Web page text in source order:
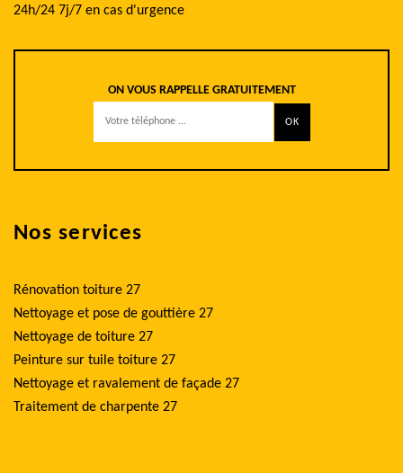
24h/24 7j/7 en cas d'urgence
ON VOUS RAPPELLE GRATUITEMENT
Nos services
Rénovation toiture 27
Nettoyage et pose de gouttière 27
Nettoyage de toiture 27
Peinture sur tuile toiture 27
Nettoyage et ravalement de façade 27
Traitement de charpente 27